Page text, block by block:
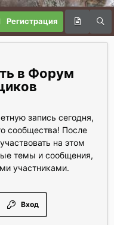
Регистрация
Форум
запись сегодня,
сообщества! После
на этом
темы и сообщения,
участниками.
Вход